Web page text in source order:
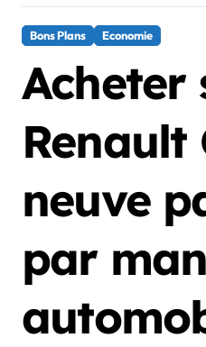
Bons Plans Economie
Acheter
Renault
neuve
par